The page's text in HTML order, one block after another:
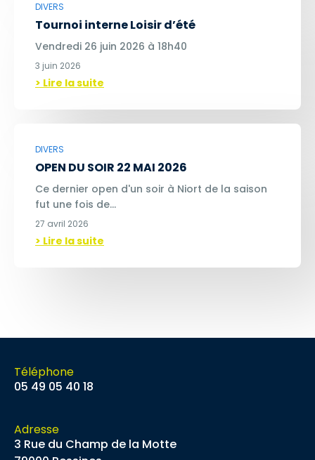
DIVERS
Tournoi interne Loisir d’été
Vendredi 26 juin 2026 à 18h40
3 juin 2026
> Lire la suite
DIVERS
OPEN DU SOIR 22 MAI 2026
Ce dernier open d'un soir à Niort de la saison
fut une fois de…
27 avril 2026
> Lire la suite
Téléphone
05 49 05 40 18
Adresse
3 Rue du Champ de la Motte